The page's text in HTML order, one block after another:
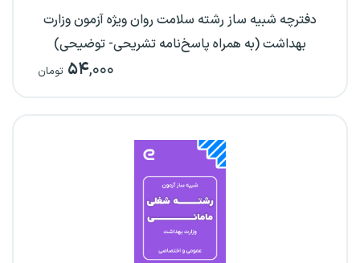
دفترچه شبیه ساز رشته سلامت روان ویژه آزمون وزارت
بهداشت (به همراه پاسخ‌نامه تشریحی- توضیحی)
۵۴,۰۰۰ تومان